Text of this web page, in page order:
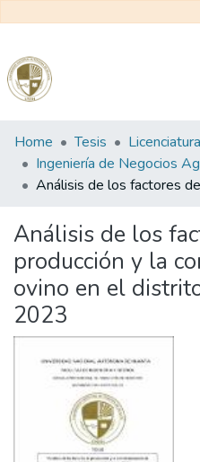
Communities
&
Collections
Statistics
Reglamento
Formatos
Manuales
Home Tesis
Licenciatura
Análisis de los
producción y la
ovino en el
2023